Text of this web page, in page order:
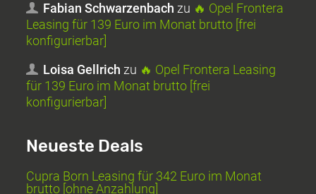
Fabian Schwarzenbach zu 🔥 Opel Frontera
Leasing für 139 Euro im Monat brutto [frei
konfigurierbar]
Loisa Gellrich zu 🔥 Opel Frontera Leasing
für 139 Euro im Monat brutto [frei
konfigurierbar]
Neueste Deals
Cupra Born Leasing für 342 Euro im Monat
brutto [ohne Anzahlung]